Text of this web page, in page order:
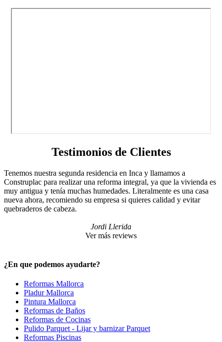
Testimonios de Clientes
Tenemos nuestra segunda residencia en Inca y llamamos a
Construplac para realizar una reforma integral, ya que la vivienda es
muy antigua y tenía muchas humedades. Literalmente es una casa
nueva ahora, recomiendo su empresa si quieres calidad y evitar
quebraderos de cabeza.
Jordi Llerida
Ver más reviews
¿En que podemos ayudarte?
Reformas Mallorca
Pladur Mallorca
Pintura Mallorca
Reformas de Baños
Reformas de Cocinas
Pulido Parquet - Lijar y barnizar Parquet
Reformas Piscinas